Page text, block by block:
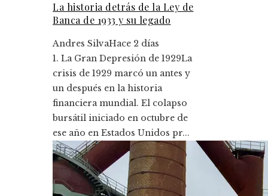
La historia detrás de la Ley de
Banca de 1933 y su legado
Andres SilvaHace 2 días
1. La Gran Depresión de 1929La
crisis de 1929 marcó un antes y
un después en la historia
financiera mundial. El colapso
bursátil iniciado en octubre de
ese año en Estados Unidos pr...